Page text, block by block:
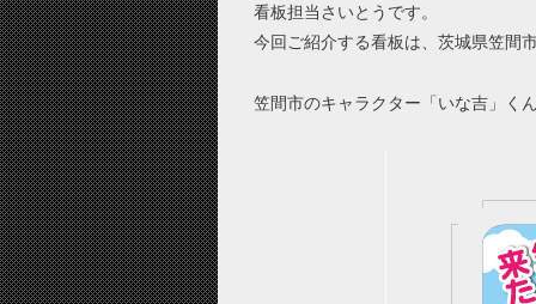
看板担当さいとうです。
今回ご紹介する看板は、茨城県笠間
笠間市のキャラクター「いな吉」く